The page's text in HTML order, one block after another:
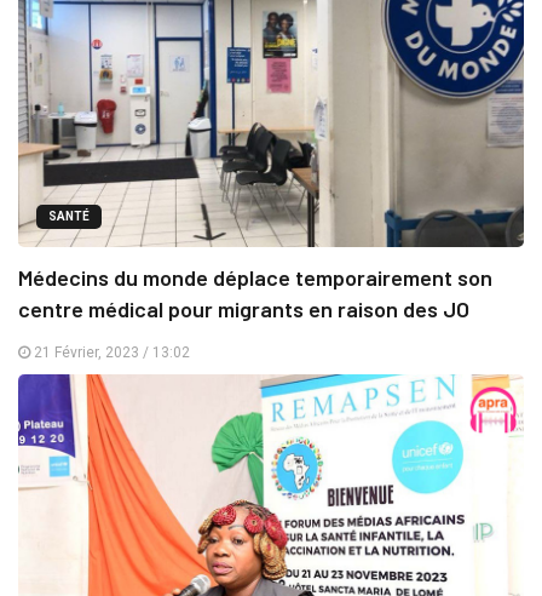
SANTÉ
Médecins du monde déplace temporairement son
centre médical pour migrants en raison des JO
21 Février, 2023 / 13:02